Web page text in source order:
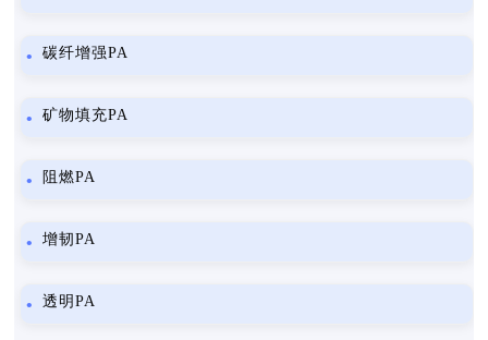
碳纤增强PA
矿物填充PA
阻燃PA
增韧PA
透明PA